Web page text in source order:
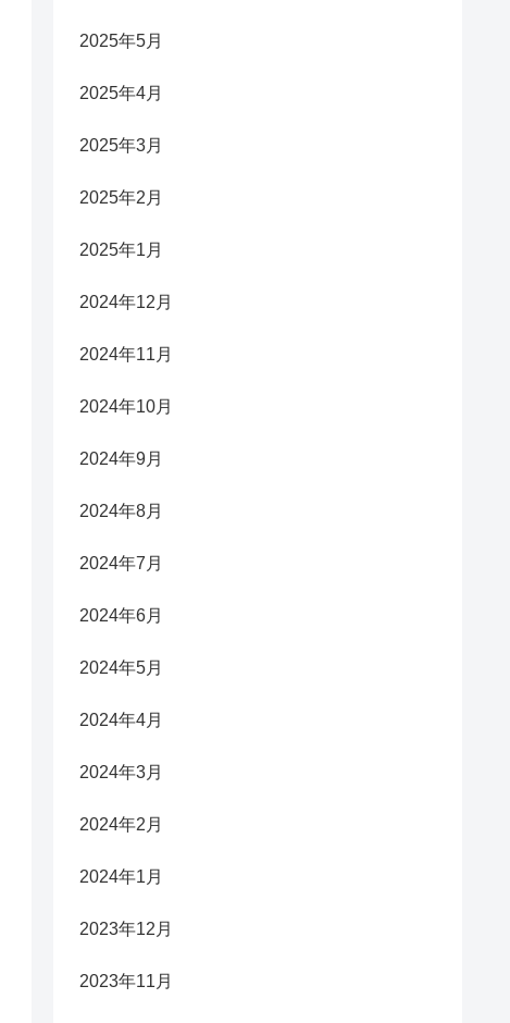
2025年5月
2025年4月
2025年3月
2025年2月
2025年1月
2024年12月
2024年11月
2024年10月
2024年9月
2024年8月
2024年7月
2024年6月
2024年5月
2024年4月
2024年3月
2024年2月
2024年1月
2023年12月
2023年11月